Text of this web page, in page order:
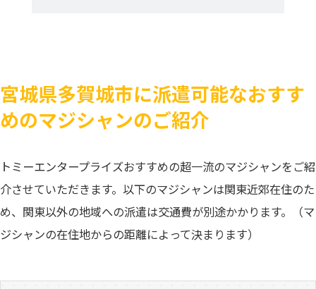
宮城県多賀城市に派遣可能なおすす
めのマジシャンのご紹介
トミーエンタープライズおすすめの超一流のマジシャンをご紹
介させていただきます。以下のマジシャンは関東近郊在住のた
め、関東以外の地域への派遣は交通費が別途かかります。（マ
ジシャンの在住地からの距離によって決まります）